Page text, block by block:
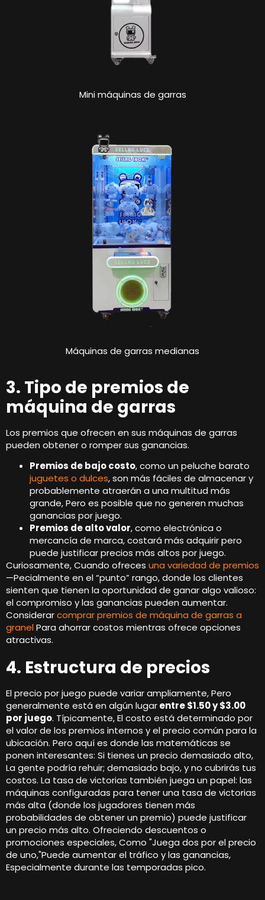
Mini máquinas de garras
Máquinas de garras medianas
3. Tipo de premios de
máquina de garras
Los premios que ofrecen en sus máquinas de garras
pueden obtener o romper sus ganancias.
Premios de bajo costo, como un peluche barato
juguetes o dulces, son más fáciles de almacenar y
probablemente atraerán a una multitud más
grande, Pero es posible que no generen muchas
ganancias por juego.
Premios de alto valor, como electrónica o
mercancía de marca, costará más adquirir pero
puede justificar precios más altos por juego.
Curiosamente, Cuando ofreces una variedad de premios
—Pecialmente en el “punto” rango, donde los clientes
sienten que tienen la oportunidad de ganar algo valioso:
el compromiso y las ganancias pueden aumentar.
Considerarcomprar premios de máquina de garras a
granelPara ahorrar costos mientras ofrece opciones
atractivas.
4. Estructura de precios
El precio por juego puede variar ampliamente, Pero
generalmente está en algún lugarentre $1.50 y $3.00
por juego. Típicamente, El costo está determinado por
el valor de los premios internos y el precio común para la
ubicación. Pero aquí es donde las matemáticas se
ponen interesantes: Si tienes un precio demasiado alto,
La gente podría rehuir; demasiado bajo, y no cubrirás tus
costos. La tasa de victorias también juega un papel: las
máquinas configuradas para tener una tasa de victorias
más alta (donde los jugadores tienen más
probabilidades de obtener un premio) puede justificar
un precio más alto. Ofreciendo descuentos o
promociones especiales, Como "Juega dos por el precio
de uno,"Puede aumentar el tráfico y las ganancias,
Especialmente durante las temporadas pico.